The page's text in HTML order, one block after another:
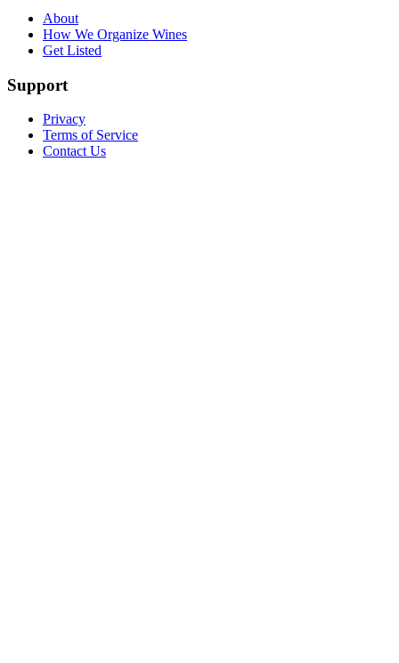
About
How We Organize Wines
Get Listed
Support
Privacy
Terms of Service
Contact Us